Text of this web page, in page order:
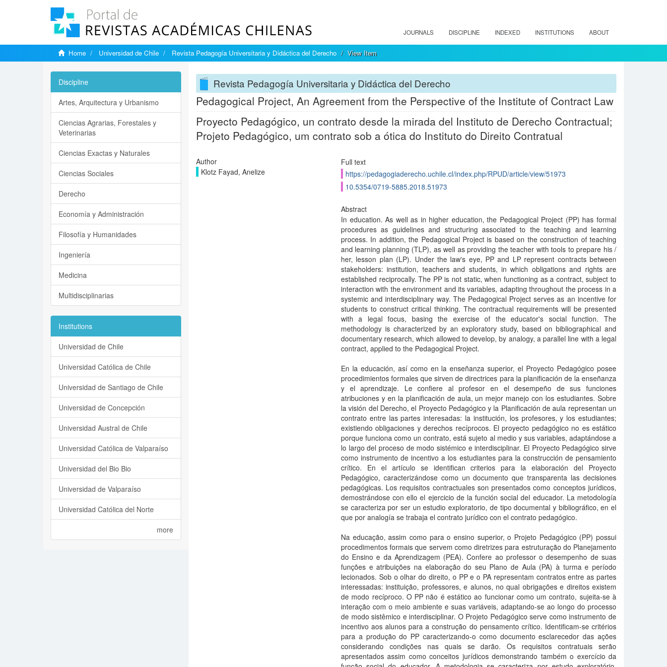
JOURNALS DISCIPLINE INDEXED INSTITUTIONS ABOUT
Home Universidad de Chile Revista Pedagogía Universitaria y Didáctica del Derecho View Item
Revista Pedagogía Universitaria y Didáctica del Derecho
Pedagogical Project, An Agreement from the Perspective of the Institute of Contract Law
Proyecto Pedagógico, un contrato desde la mirada del Instituto de Derecho Contractual;
Projeto Pedagógico, um contrato sob a ótica do Instituto do Direito Contratual
Author
Klotz Fayad, Anelize
Full text
https://pedagogiaderecho.uchile.cl/index.php/RPUD/article/view/51973
10.5354/0719-5885.2018.51973
Abstract
In education. As well as in higher education, the Pedagogical Project (PP) has formal
procedures as guidelines and structuring associated to the teaching and learning
process. In addition, the Pedagogical Project is based on the construction of teaching
and learning planning (TLP), as well as providing the teacher with tools to prepare his /
her, lesson plan (LP). Under the law's eye, PP and LP represent contracts between
stakeholders: institution, teachers and students, in which obligations and rights are
established reciprocally. The PP is not static, when functioning as a contract, subject to
interaction with the environment and its variables, adapting throughout the process in a
systemic and interdisciplinary way. The Pedagogical Project serves as an incentive for
students to construct critical thinking. The contractual requirements will be presented
with a legal focus, basing the exercise of the educator's social function. The
methodology is characterized by an exploratory study, based on bibliographical and
documentary research, which allowed to develop, by analogy, a parallel line with a legal
contract, applied to the Pedagogical Project.
En la educación, así como en la enseñanza superior, el Proyecto Pedagógico posee
procedimientos formales que sirven de directrices para la planificación de la enseñanza
y el aprendizaje. Le confiere al profesor en el desempeño de sus funciones
atribuciones y en la planificación de aula, un mejor manejo con los estudiantes. Sobre
la visión del Derecho, el Proyecto Pedagógico y la Planificación de aula representan un
contrato entre las partes interesadas: la institución, los profesores, y los estudiantes;
existiendo obligaciones y derechos recíprocos. El proyecto pedagógico no es estático
porque funciona como un contrato, está sujeto al medio y sus variables, adaptándose a
lo largo del proceso de modo sistémico e interdisciplinar. El Proyecto Pedagógico sirve
como instrumento de incentivo a los estudiantes para la construcción de pensamiento
crítico. En el artículo se identifican criterios para la elaboración del Proyecto
Pedagógico, caracterizándose como un documento que transparenta las decisiones
pedagógicas. Los requisitos contractuales son presentados como conceptos jurídicos,
demostrándose con ello el ejercicio de la función social del educador. La metodología
se caracteriza por ser un estudio exploratorio, de tipo documental y bibliográfico, en el
que por analogía se trabaja el contrato jurídico con el contrato pedagógico.
Na educação, assim como para o ensino superior, o Projeto Pedagógico (PP) possui
procedimentos formais que servem como diretrizes para estruturação do Planejamento
do Ensino e da Aprendizagem (PEA). Confere ao professor o desempenho de suas
funções e atribuições na elaboração do seu Plano de Aula (PA) à turma e período
lecionados. Sob o olhar do direito, o PP e o PA representam contratos entre as partes
interessadas: instituição, professores, e alunos, no qual obrigações e direitos existem
de modo recíproco. O PP não é estático ao funcionar como um contrato, sujeita-se à
interação com o meio ambiente e suas variáveis, adaptando-se ao longo do processo
de modo sistêmico e interdisciplinar. O Projeto Pedagógico serve como instrumento de
incentivo aos alunos para a construção do pensamento crítico. Identificam-se critérios
para a produção do PP caracterizando-o como documento esclarecedor das ações
considerando condições nas quais se darão. Os requisitos contratuais serão
apresentados assim como conceitos jurídicos demonstrando também o exercício da
Discipline
Artes, Arquitectura y Urbanismo
Ciencias Agrarias, Forestales y
Veterinarias
Ciencias Exactas y Naturales
Ciencias Sociales
Derecho
Economía y Administración
Filosofía y Humanidades
Ingeniería
Medicina
Multidisciplinarias
Institutions
Universidad de Chile
Universidad Católica de Chile
Universidad de Santiago de Chile
Universidad de Concepción
Universidad Austral de Chile
Universidad Católica de Valparaíso
Universidad del Bio Bio
Universidad de Valparaíso
Universidad Católica del Norte
more